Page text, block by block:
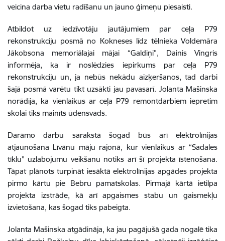
veicina darba vietu radīšanu un jauno ģimeņu piesaisti.
Atbildot uz iedzīvotāju jautājumiem par ceļa P79
rekonstrukciju posmā no Kokneses līdz tēlnieka Voldemāra
Jākobsona memoriālajai mājai “Galdiņi”, Dainis Vingris
informēja, ka ir noslēdzies iepirkums par ceļa P79
rekonstrukciju un, ja nebūs nekādu aizķeršanos, tad darbi
šajā posmā varētu tikt uzsākti jau pavasarī. Jolanta Mašinska
norādīja, ka vienlaikus ar ceļa P79 remontdarbiem iepretim
skolai tiks mainīts ūdensvads.
Darāmo darbu sarakstā šogad būs arī elektrolīnijas
atjaunošana Līvānu māju rajonā, kur vienlaikus ar “Sadales
tīklu” uzlabojumu veikšanu notiks arī šī projekta īstenošana.
Tāpat plānots turpināt iesāktā elektrolīnijas apgādes projekta
pirmo kārtu pie Bebru pamatskolas. Pirmajā kārtā ietilpa
projekta izstrāde, kā arī apgaismes stabu un gaismekļu
izvietošana, kas šogad tiks pabeigta.
Jolanta Mašinska atgādināja, ka jau pagājušā gada nogalē tika